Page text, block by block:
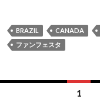
BRAZIL CANADA
ファンフェスタ
1